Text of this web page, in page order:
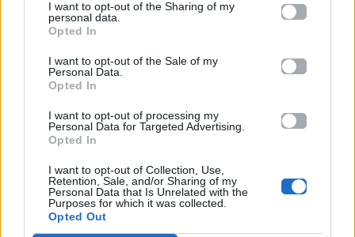
I want to opt-out of the Sharing of my
personal data.
Opted In
I want to opt-out of the Sale of my
Personal Data.
Opted In
I want to opt-out of processing my
Personal Data for Targeted Advertising.
Opted In
I want to opt-out of Collection, Use,
Retention, Sale, and/or Sharing of my
Personal Data that Is Unrelated with the
Purposes for which it was collected.
Opted Out
Christopher Meloni – Elliot Stabler: Το τέλος
μιας εποχής στο «Law & Order: Organized
Crime»